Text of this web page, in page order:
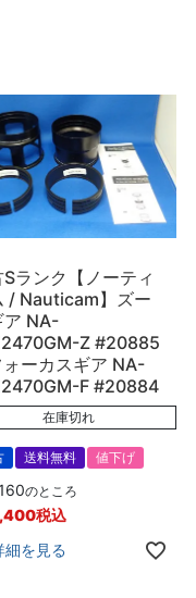
Sランク【ノーティ
/ Nauticam】ズー
ア NA-
Z #20885
ーカスギア NA-
F #20884
在庫切れ
送料無料 値下げ
のところ
税込
細を見る